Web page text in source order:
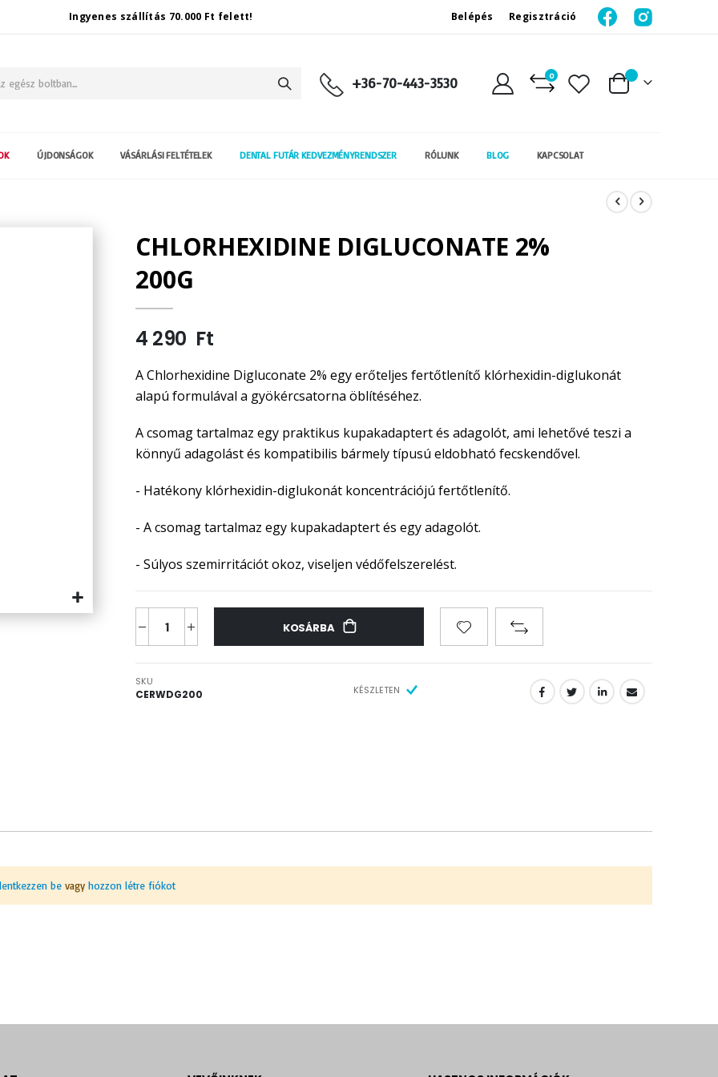
Ingyenes szállítás 70.000 Ft felett! Belépés Regisztráció
Keresés
+36-70-443-3530 0
Kosár
ÚJDONSÁGOK VÁSÁRLÁSI FELTÉTELEK DENTAL FUTÁR KEDVEZMÉNYRENDSZER RÓLUNK BLOG KAPCSOLAT
CHLORHEXIDINE DIGLUCONATE 2%
200G
4 290 Ft
A Chlorhexidine Digluconate 2% egy erőteljes fertőtlenítő klórhexidin-diglukonát
alapú formulával a gyökércsatorna öblítéséhez.
A csomag tartalmaz egy praktikus kupakadaptert és adagolót, ami lehetővé teszi a
könnyű adagolást és kompatibilis bármely típusú eldobható fecskendővel.
- Hatékony klórhexidin-diglukonát koncentrációjú fertőtlenítő.
- A csomag tartalmaz egy kupakadaptert és egy adagolót.
- Súlyos szemirritációt okoz, viseljen védőfelszerelést.
KOSÁRBA
SKU
CERWDG200 KÉSZLETEN
be vagy hozzon létre fiókot